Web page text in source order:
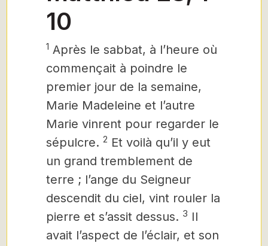
10
1 Après le sabbat, à l’heure où
commençait à poindre le
premier jour de la semaine,
Marie Madeleine et l’autre
Marie vinrent pour regarder le
sépulcre. 2 Et voilà qu’il y eut
un grand tremblement de
terre ; l’ange du Seigneur
descendit du ciel, vint rouler la
pierre et s’assit dessus. 3 Il
avait l’aspect de l’éclair, et son